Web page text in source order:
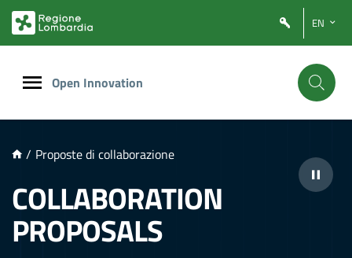
PRINCIPALE
EN
Open Innovation
/ Proposte di collaborazione
COLLABORATION
PROPOSALS